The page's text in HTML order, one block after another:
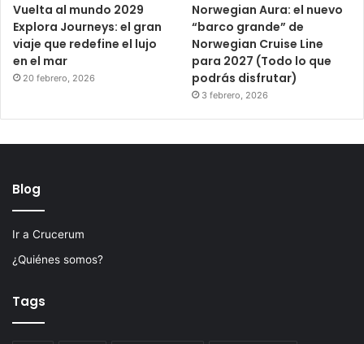
Vuelta al mundo 2029
Explora Journeys: el gran
viaje que redefine el lujo
en el mar
20 febrero, 2026
Norwegian Aura: el nuevo
“barco grande” de
Norwegian Cruise Line
para 2027 (Todo lo que
podrás disfrutar)
3 febrero, 2026
Blog
Ir a Crucerum
¿Quiénes somos?
Tags